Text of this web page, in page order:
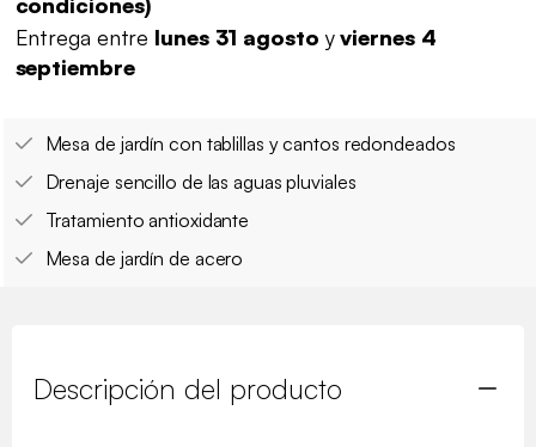
Entrega entre lunes 31 agosto yviernes 4
septiembre
Mesa de jardín con tablillas y cantos redondeados
Drenaje sencillo de las aguas pluviales
Tratamiento antioxidante
Mesa de jardín de acero
Descripción del producto